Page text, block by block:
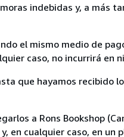
indebidas y, a más
el mismo medio de
caso, no incurrirá en
que hayamos recibido
a Rons Bookshop
en cualquier caso, en